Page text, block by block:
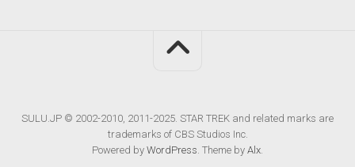
SULU.JP © 2002-2010, 2011-2025. STAR TREK and related marks are
trademarks of CBS Studios Inc.
Powered by WordPress. Theme by Alx.